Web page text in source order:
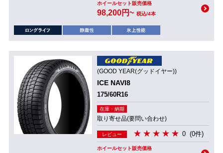
ホイールセット販売価格
98,200円~ 税込/4本
(GOOD YEAR(グッドイヤー))
ICE NAVI8
175/60R16
在庫・納期
取り寄せ品(要問い合わせ)
レビュー 0 (0件)
ホイールセット販売価格